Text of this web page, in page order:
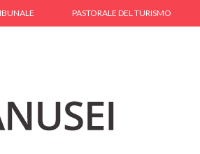
PASTORALE DEL TURISMO